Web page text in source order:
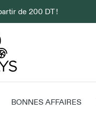
de 200 DT !
BONNES AFFAIRES